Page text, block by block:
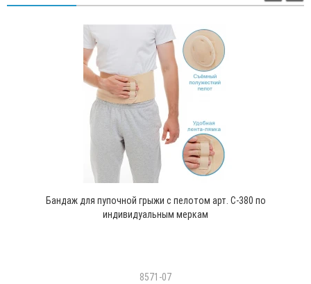
Бандаж для пупочной грыжи с пелотом арт. С-380 по
индивидуальным меркам
8571-07